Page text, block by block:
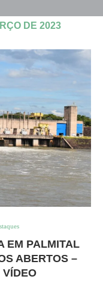
DE 2023
EM PALMITAL
ABERTOS –
VÍDEO